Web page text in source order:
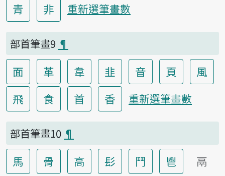
青
非 重新選筆畫數
部首筆畫9 ¶
面 革 韋 韭 音 頁
風
飛
食 首 香 重新選筆畫數
部首筆畫10 ¶
馬 骨 高 髟 鬥 鬯
鬲